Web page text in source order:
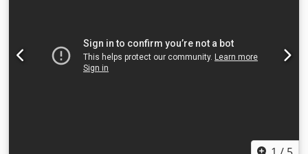
αποθέματος: 2000360 Credpfx Aijg Hr A Ijrof